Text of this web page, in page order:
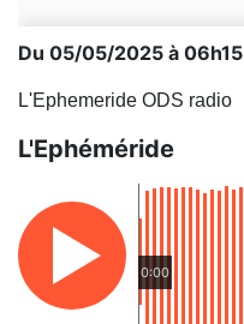
Du 05/05/2025 à 06h15
L'Ephemeride ODS radio
L'Ephéméride
0:00